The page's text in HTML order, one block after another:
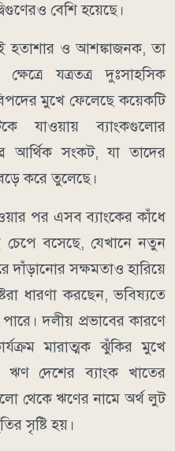
বেশি হয়েছে।
হতাশার ও আশঙ্কাজনক, তা
যত্রতত্র দুঃসাহসিক
মুখে ফেলেছে কয়েকটি
যাওয়ায় ব্যাংকগুলোর
আর্থিক সংকট, যা তাদের
করে তুলেছে।
পর এসব ব্যাংকের কাঁধে
বসেছে, যেখানে নতুন
দাঁড়ানোর সক্ষমতাও হারিয়ে
ধারণা করছেন, ভবিষ্যতে
দলীয় প্রভাবের কারণে
মারাত্মক ঝুঁকির মুখে
ঋণ দেশের ব্যাংক খাতের
থেকে ঋণের নামে অর্থ লুট
সৃষ্টি হয়।